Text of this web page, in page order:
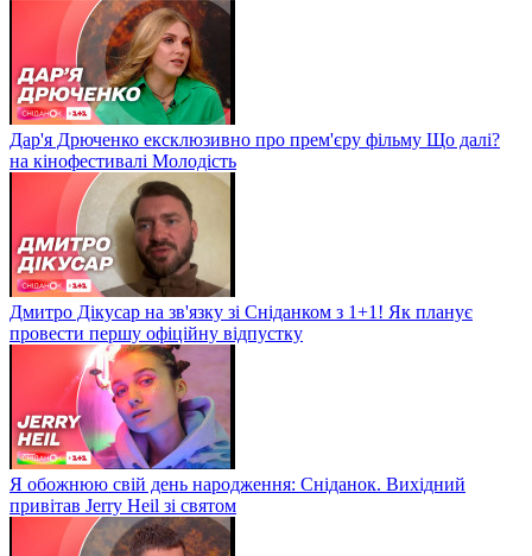
Дар'я Дрюченко ексклюзивно про прем'єру фільму Що далі?
на кінофестивалі Молодість
Дмитро Дікусар на зв'язку зі Сніданком з 1+1! Як планує
провести першу офіційну відпустку
Я обожнюю свій день народження: Сніданок. Вихідний
привітав Jerry Heil зі святом